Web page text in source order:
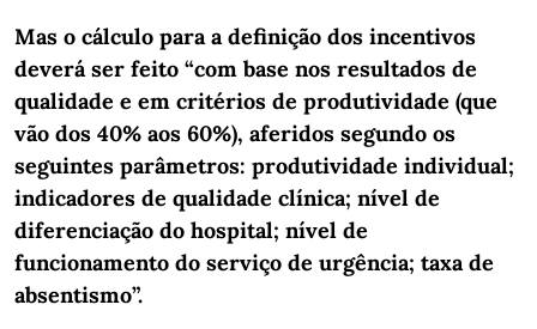
Mas o cálculo para a definição dos incentivos
deverá ser feito “com base nos resultados de
qualidade e em critérios de produtividade (que
vão dos 40% aos 60%), aferidos segundo os
seguintes parâmetros: produtividade individual;
indicadores de qualidade clínica; nível de
diferenciação do hospital; nível de
funcionamento do serviço de urgência; taxa de
absentismo”.